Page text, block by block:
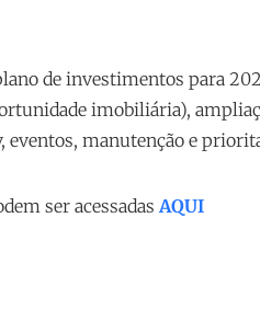
de investimentos para
imobiliária),
eventos, manutenção e
ser acessadas AQUI